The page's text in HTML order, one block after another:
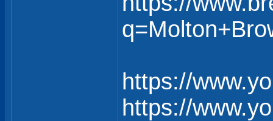
https://
https://